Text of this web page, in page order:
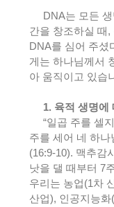
DNA는 모든
간을 창조하실 때,
DNA를 심어 주셨
게는 하나님께서
아 움직이고 있습
1. 육적 생명에
“일곱 주를 셀
주를 세어 네 하
(16:9-10). 맥추감
낫을 댈 때부터 7
우리는 농업(1차
산업), 인공지능화(